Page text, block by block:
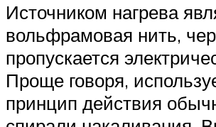
Источником нагрева
вольфрамовая нить,
пропускается
Проще говоря,
принцип действия